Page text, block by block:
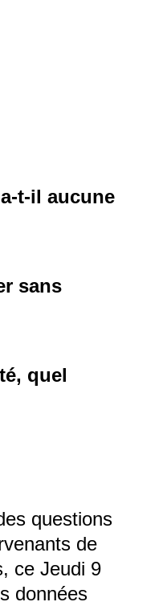
t-il aucune
sans
quel
questions
de
ce Jeudi 9
données